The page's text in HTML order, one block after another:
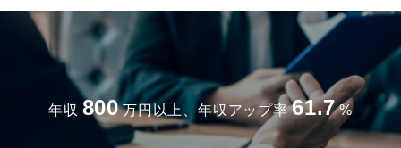
年収 800 万円以上、年収アップ率 61.7 %